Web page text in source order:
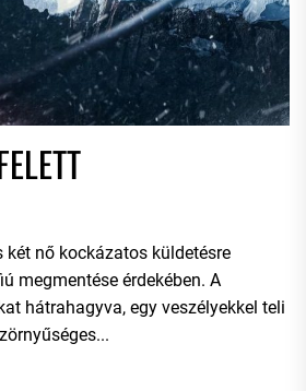
két nő kockázatos küldetésre
megmentése érdekében. A
hátrahagyva, egy veszélyekkel teli